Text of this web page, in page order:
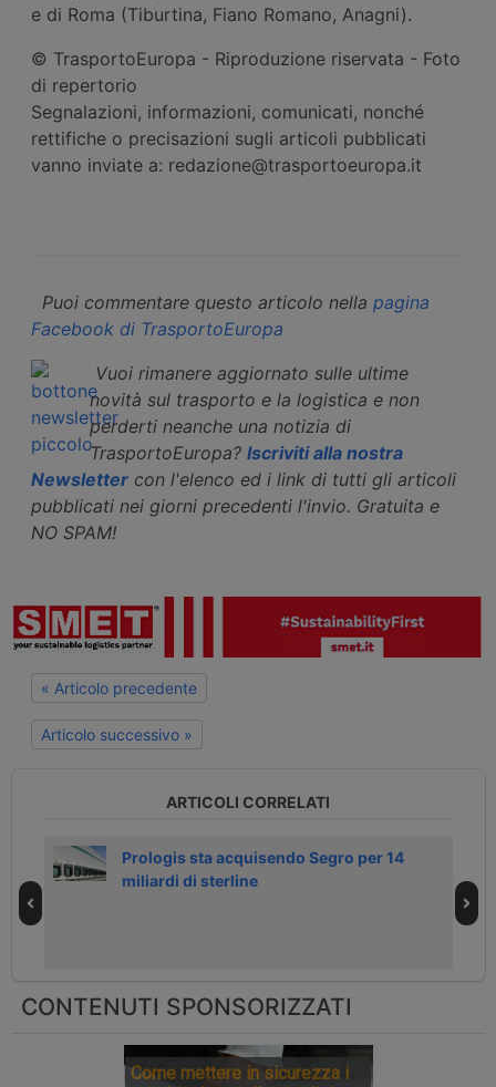
e di Roma (Tiburtina, Fiano Romano, Anagni).
© TrasportoEuropa - Riproduzione riservata - Foto
di repertorio
Segnalazioni, informazioni, comunicati, nonché
rettifiche o precisazioni sugli articoli pubblicati
vanno inviate a: redazione@trasportoeuropa.it
Puoi commentare questo articolo nella pagina
Facebook di TrasportoEuropa
Vuoi rimanere aggiornato sulle ultime
novità sul trasporto e la logistica e non
perderti neanche una notizia di
TrasportoEuropa? Iscriviti alla nostra
Newsletter con l'elenco ed i link di tutti gli articoli
pubblicati nei giorni precedenti l'invio. Gratuita e
NO SPAM!
« Articolo precedente
Articolo successivo »
ARTICOLI CORRELATI
Prologis sta acquisendo Segro per 14
miliardi di sterline
CONTENUTI SPONSORIZZATI
Come mettere in sicurezza i